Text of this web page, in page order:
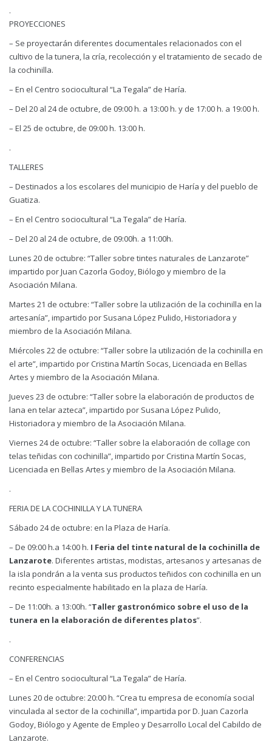
.
PROYECCIONES
– Se proyectarán diferentes documentales relacionados con el
cultivo de la tunera, la cría, recolección y el tratamiento de secado de
la cochinilla.
– En el Centro sociocultural “La Tegala” de Haría.
– Del 20 al 24 de octubre, de 09:00 h. a 13:00 h. y de 17:00 h. a 19:00 h.
– El 25 de octubre, de 09:00 h. 13:00 h.
.
TALLERES
– Destinados a los escolares del municipio de Haría y del pueblo de
Guatiza.
– En el Centro sociocultural “La Tegala” de Haría.
– Del 20 al 24 de octubre, de 09:00h. a 11:00h.
Lunes 20 de octubre: “Taller sobre tintes naturales de Lanzarote”
impartido por Juan Cazorla Godoy, Biólogo y miembro de la
Asociación Milana.
Martes 21 de octubre: “Taller sobre la utilización de la cochinilla en la
artesanía”, impartido por Susana López Pulido, Historiadora y
miembro de la Asociación Milana.
Miércoles 22 de octubre: “Taller sobre la utilización de la cochinilla en
el arte”, impartido por Cristina Martín Socas, Licenciada en Bellas
Artes y miembro de la Asociación Milana.
Jueves 23 de octubre: “Taller sobre la elaboración de productos de
lana en telar azteca”, impartido por Susana López Pulido,
Historiadora y miembro de la Asociación Milana.
Viernes 24 de octubre: “Taller sobre la elaboración de collage con
telas teñidas con cochinilla”, impartido por Cristina Martín Socas,
Licenciada en Bellas Artes y miembro de la Asociación Milana.
.
FERIA DE LA COCHINILLA Y LA TUNERA
Sábado 24 de octubre: en la Plaza de Haría.
– De 09:00 h.a 14:00 h. I Feria del tinte natural de la cochinilla de
Lanzarote. Diferentes artistas, modistas, artesanos y artesanas de
la isla pondrán a la venta sus productos teñidos con cochinilla en un
recinto especialmente habilitado en la plaza de Haría.
– De 11:00h. a 13:00h. “Taller gastronómico sobre el uso de la
tunera en la elaboración de diferentes platos”.
.
CONFERENCIAS
– En el Centro sociocultural “La Tegala” de Haría.
Lunes 20 de octubre: 20:00 h. “Crea tu empresa de economía social
vinculada al sector de la cochinilla”, impartida por D. Juan Cazorla
Godoy, Biólogo y Agente de Empleo y Desarrollo Local del Cabildo de
Lanzarote.